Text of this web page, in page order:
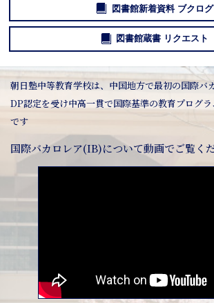
図書館新着資料 ブクログ
図書館蔵書 リクエスト
朝日塾中等教育学校は、中国地方で最初の国際
DP認定を受け中高一貫で国際基準の教育プログ
です
国際バカロレア(IB)について動画でご覧く